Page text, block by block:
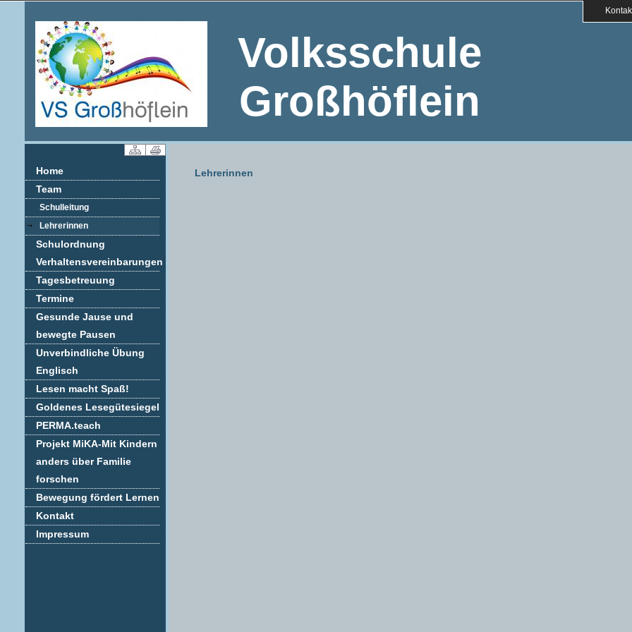
Volksschule
Großhöflein
Home
Team
Schulleitung
Lehrerinnen
Schulordnung
Verhaltensvereinbarungen
Tagesbetreuung
Termine
Gesunde Jause und
bewegte Pausen
Unverbindliche Übung
Englisch
Lesen macht Spaß!
Goldenes Lesegütesiegel
PERMA.teach
Projekt MiKA-Mit Kindern
anders über Familie
forschen
Bewegung fördert Lernen
Kontakt
Impressum
Lehrerinnen